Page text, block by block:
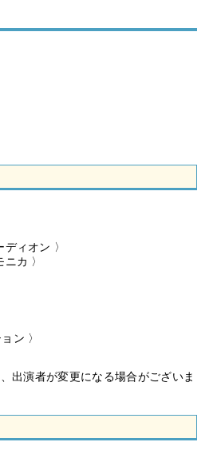
ィオン 〉
カ 〉
ン 〉
出演者が変更になる場合がございま